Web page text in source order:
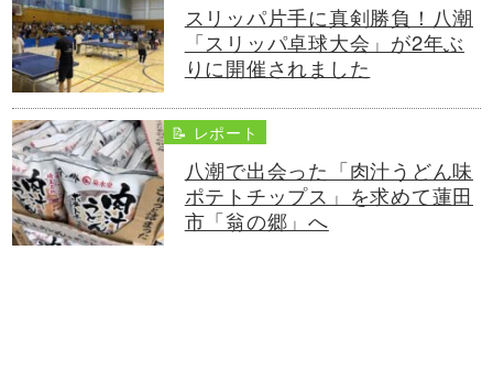
スリッパ片手に真剣勝負！八潮
「スリッパ卓球大会」が2年ぶ
りに開催されました
📝 レポート
八潮で出会った「肉汁うどん味
ポテトチップス」を求めて蓮田
市「翁の郷」へ